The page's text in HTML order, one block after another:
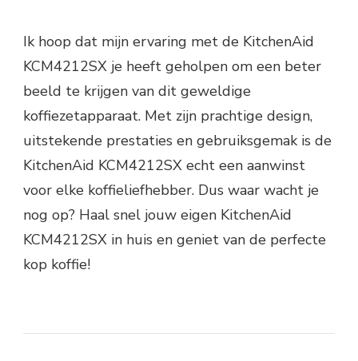
Ik hoop dat mijn ervaring met de KitchenAid
KCM4212SX je heeft geholpen om een beter
beeld te krijgen van dit geweldige
koffiezetapparaat. Met zijn prachtige design,
uitstekende prestaties en gebruiksgemak is de
KitchenAid KCM4212SX echt een aanwinst
voor elke koffieliefhebber. Dus waar wacht je
nog op? Haal snel jouw eigen KitchenAid
KCM4212SX in huis en geniet van de perfecte
kop koffie!